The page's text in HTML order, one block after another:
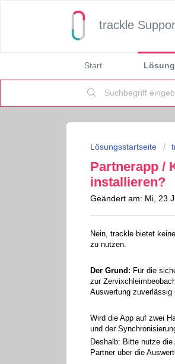
trackle
Start
Lösungsstartseite
Partnerapp /
installieren?
Geändert am: Mi, 23
Nein, trackle bietet
zu nutzen.
Der Grund: Für die
zur
Auswertung zuverlässig
Wird die App auf zwei
und der
Deshalb: Bitte nutze
Partner über die